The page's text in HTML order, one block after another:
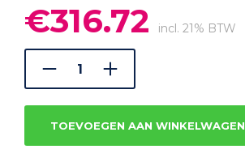
Oorspronkelijke
prijs
was:
€422.29.
€316.72 prijs
incl. 21% BTW
TOEVOEGEN AAN WINKELWAGEN